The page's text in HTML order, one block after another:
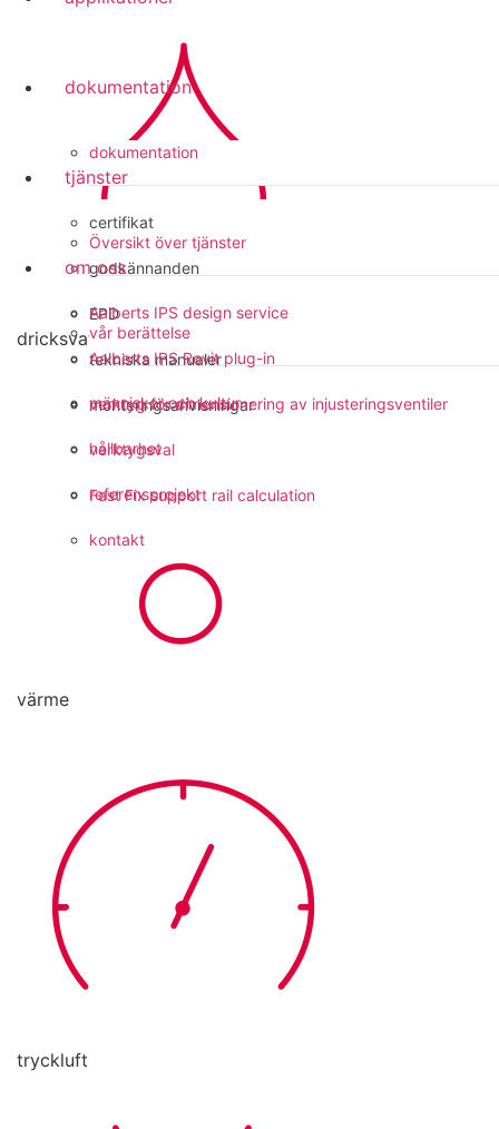
dokumentation
dokumentation
certifikat
godkännanden
EPD
tekniska manualer
monteringsanvisningar
tjänster
Översikt över tjänster
Aalberts IPS design service
Aalberts IPS Revit plug-in
verktyg för dimensionering av injusteringsventiler
verktygsval
Fast Fix support rail calculation
om oss
vår berättelse
människor och kultur
hållbarhet
referensprojekt
kontakt
dricksvatten
värme
tryckluft